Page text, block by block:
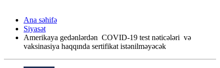
Ana səhifə
Siyasət
Amerikaya gedənlərdən COVID-19 test nəticələri və
vaksinasiya haqqında sertifikat istənilməyəcək